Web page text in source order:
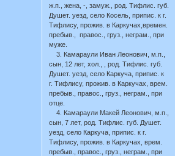
ж.п., жена, -, замуж., род. Тифлис. губ.
Душет. уезд, село Косель, припис. к г.
Тифлису, прожив. в Каркучах,времен.
пребыв., правос., груз., неграм., при
муже.
3. Камараули Иван Леонович, м.п.,
сын, 12 лет, хол., , род. Тифлис. губ.
Душет. уезд, село Каркуча, припис. к
г. Тифлису, прожив. в Каркучах, врем.
пребыв., правос., груз., неграм., при
отце.
4. Камараули Макей Леонович, м.п.,
сын, 7 лет, род. Тифлис. губ. Душет.
уезд, село Каркуча, припис. к г.
Тифлису, прожив. в Каркучах, врем.
пребыв., правос., груз., неграм., при